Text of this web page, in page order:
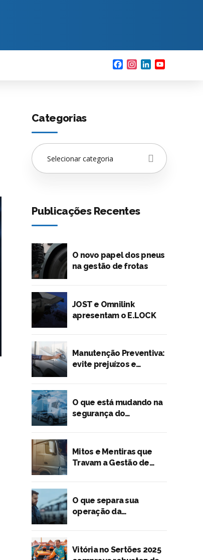
Facebook
Instagram
LinkedIn
Categorias
Selecionar categoria
Publicações Recentes
O novo papel dos pneus
na gestão de frotas
JOST e Omnilink
apresentam o E.LOCK
Manutenção Preventiva:
evite prejuízos e
O que está mudando na
segurança do
Mitos e Mentiras que
Travam a Gestão de
O que separa sua
operação da
Vitória no Sertões 2025